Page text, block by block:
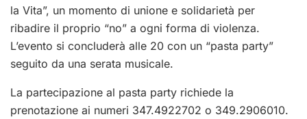
la Vita”, un momento di unione e solidarietà per
ribadire il proprio “no” a ogni forma di violenza.
L’evento si concluderà alle 20 con un “pasta party”
seguito da una serata musicale.
La partecipazione al pasta party richiede la
prenotazione ai numeri 347.4922702 o 349.2906010.